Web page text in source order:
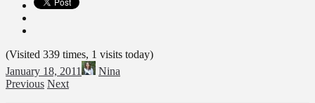
(Visited 339 times, 1 visits today)
January 18, 2011
Nina
Previous Next